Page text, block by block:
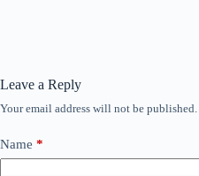
Leave a Reply
Your email address will not be published.
Name *